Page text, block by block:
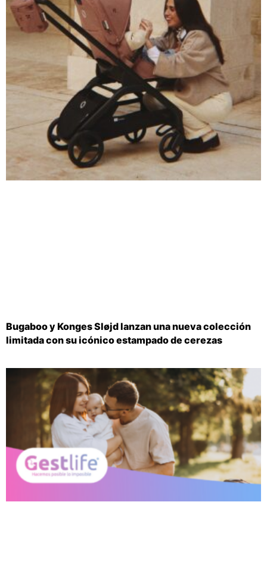
Bugaboo y Konges Sløjd lanzan una nueva colección
limitada con su icónico estampado de cerezas